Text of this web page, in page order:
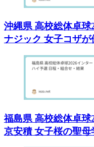
沖縄県 高校総体卓
ナジック 女子コザが
福島県 高校総体卓
京安積 女子桜の聖母